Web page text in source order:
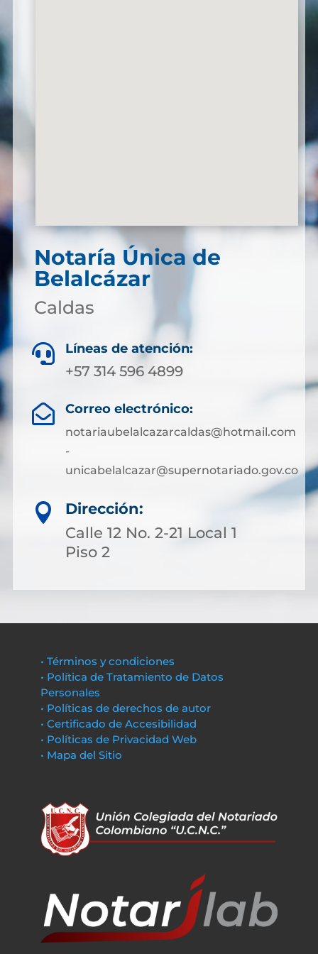
Notaría Única de
Belalcázar
Caldas
 Líneas de atención:
+57 314 596 4899
 Correo electrónico:
notariaubelalcazarcaldas@hotmail.com
-
unicabelalcazar@supernotariado.gov.co

Dirección:
Calle 12 No. 2-21 Local 1
Piso 2
• Términos y condiciones
• Política de Tratamiento de Datos
Personales
• Políticas de derechos de autor
• Certificado de Accesibilidad
• Políticas de Privacidad Web
• Mapa del Sitio